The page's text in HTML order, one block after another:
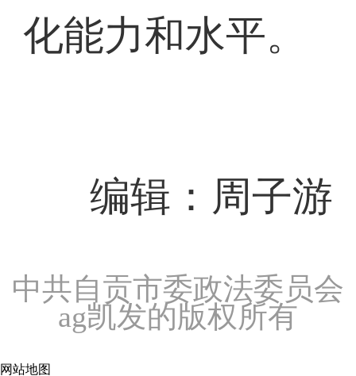
化能力和水平。
编辑：周子游
中共自贡市委政法委员会
ag凯发的版权所有
网站地图